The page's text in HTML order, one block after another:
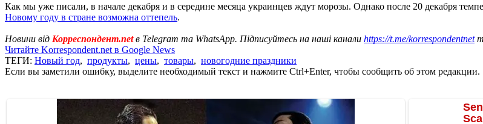
Как мы уже писали, в начале декабря и в середине месяца украинцев ждут морозы. Однако после 20 декабря
Новому году в стране возможна оттепель.
Новини від Корреспондент.netв Telegram та WhatsApp. Підписуйтесь на наші канали https://t.me/korrespondentnet
Читайте Korrespondent.net в Google News
ТЕГИ: Новый год, продукты, цены, товары, новогодние праздники
Если вы заметили ошибку, выделите необходимый текст и нажмите Ctrl+Enter, чтобы сообщить об этом редакции.